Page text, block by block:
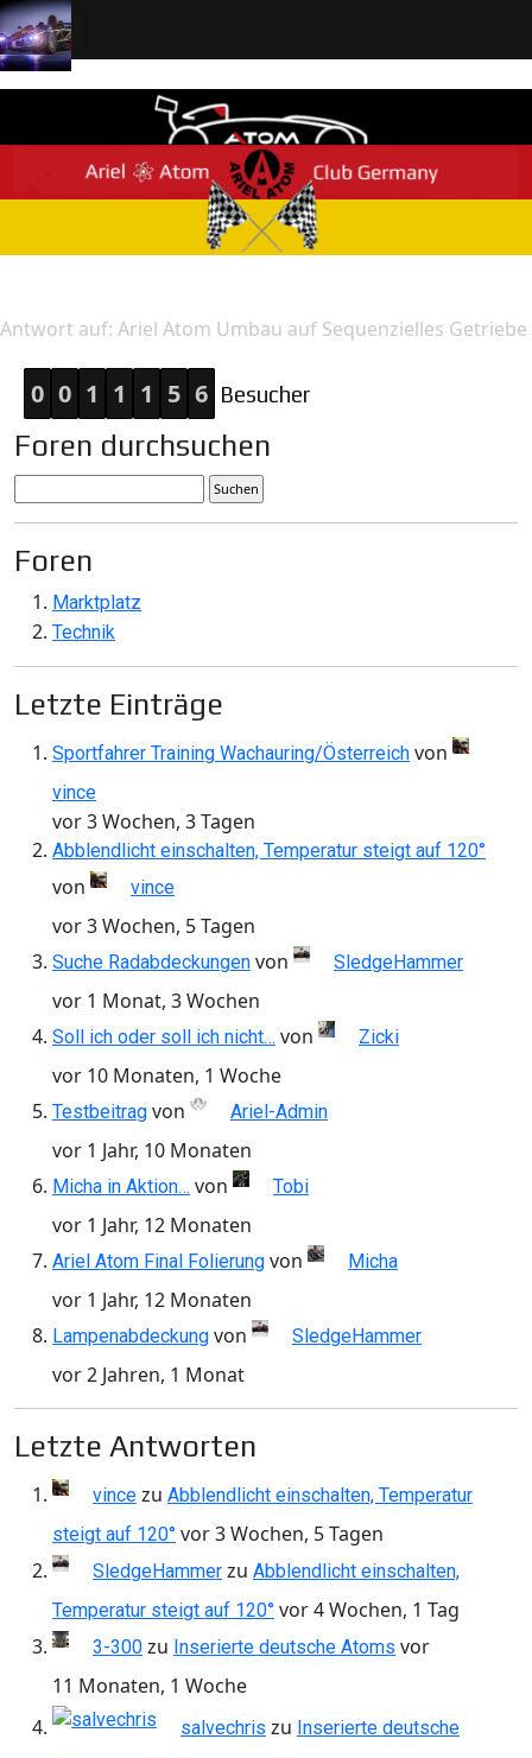
Antwort auf: Ariel Atom Umbau auf Sequenzielles Getriebe
0 0 1 1 1 5 6 Besucher
Foren durchsuchen
Foren
Marktplatz
Technik
Letzte Einträge
Sportfahrer Training Wachauring/Österreich von
vince
vor 3 Wochen, 3 Tagen
Abblendlicht einschalten, Temperatur steigt auf 120°
von vince
vor 3 Wochen, 5 Tagen
Suche Radabdeckungen von SledgeHammer
vor 1 Monat, 3 Wochen
Soll ich oder soll ich nicht… von Zicki
vor 10 Monaten, 1 Woche
Testbeitrag von Ariel-Admin
vor 1 Jahr, 10 Monaten
Micha in Aktion… von Tobi
vor 1 Jahr, 12 Monaten
Ariel Atom Final Folierung von Micha
vor 1 Jahr, 12 Monaten
Lampenabdeckung von SledgeHammer
vor 2 Jahren, 1 Monat
Letzte Antworten
vince zu Abblendlicht einschalten, Temperatur
steigt auf 120° vor 3 Wochen, 5 Tagen
SledgeHammer zu Abblendlicht einschalten,
Temperatur steigt auf 120° vor 4 Wochen, 1 Tag
3-300 zu Inserierte deutsche Atoms vor
11 Monaten, 1 Woche
salvechris zu Inserierte deutsche